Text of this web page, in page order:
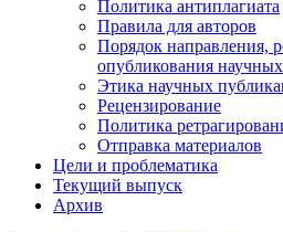
Политика антиплагиата
Правила для авторов
Порядок направления,
опубликования научных
Этика научных
Рецензирование
Политика
Отправка материалов
Цели и проблематика
Текущий выпуск
Архив